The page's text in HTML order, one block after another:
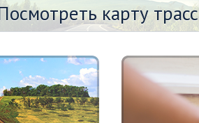
карту трасс